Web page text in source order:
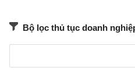
Bộ lọc thủ tục doanh